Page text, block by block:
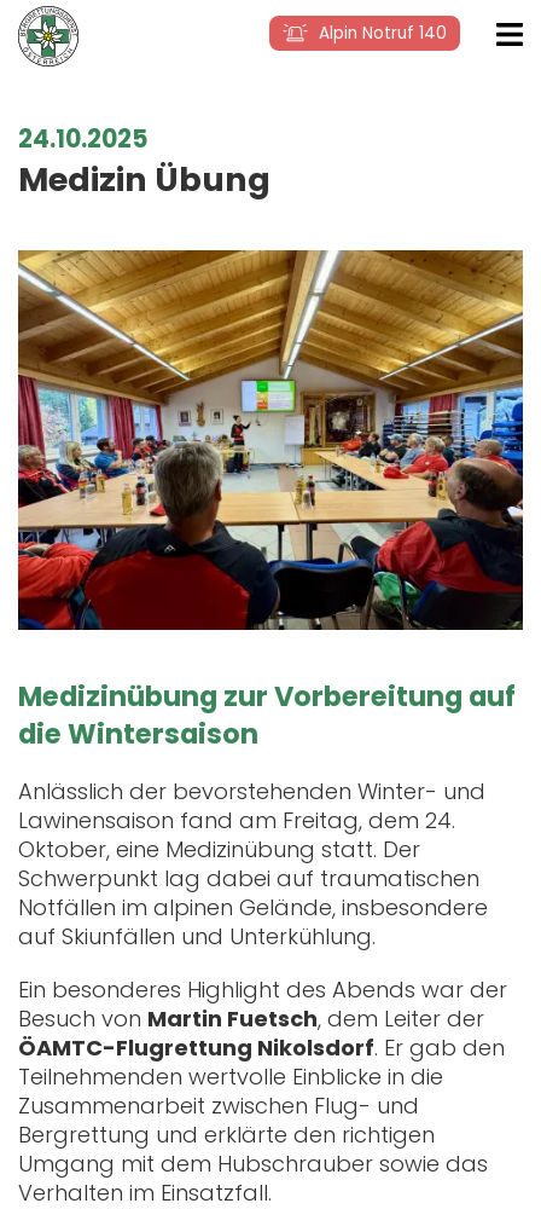
Alpin Notruf 140
24.10.2025
Medizin Übung
Medizinübung zur Vorbereitung auf
die Wintersaison
Anlässlich der bevorstehenden Winter- und
Lawinensaison fand am Freitag, dem 24.
Oktober, eine Medizinübung statt. Der
Schwerpunkt lag dabei auf traumatischen
Notfällen im alpinen Gelände, insbesondere
auf Skiunfällen und Unterkühlung.
Ein besonderes Highlight des Abends war der
Besuch von Martin Fuetsch, dem Leiter der
ÖAMTC-Flugrettung Nikolsdorf. Er gab den
Teilnehmenden wertvolle Einblicke in die
Zusammenarbeit zwischen Flug- und
Bergrettung und erklärte den richtigen
Umgang mit dem Hubschrauber sowie das
Verhalten im Einsatzfall.